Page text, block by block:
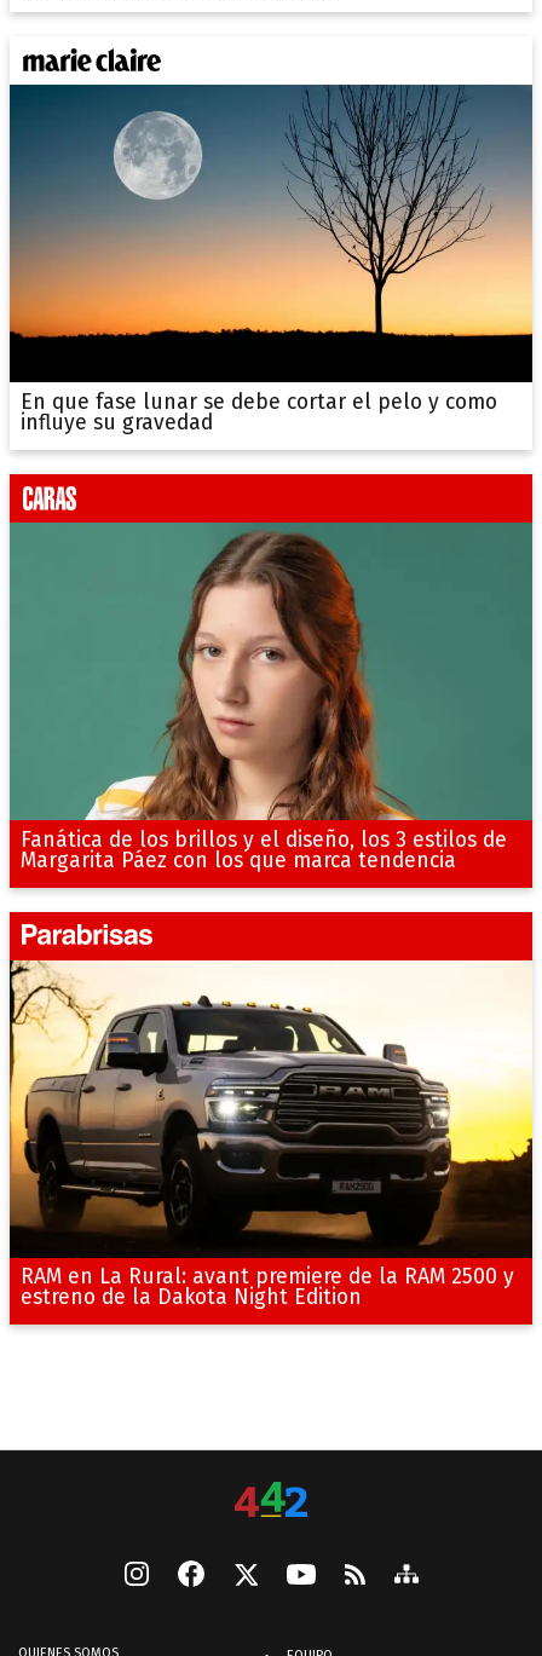
En que fase lunar se debe cortar el pelo y como
influye su gravedad
Fanática de los brillos y el diseño, los 3 estilos de
Margarita Páez con los que marca tendencia
RAM en La Rural: avant premiere de la RAM 2500 y
estreno de la Dakota Night Edition